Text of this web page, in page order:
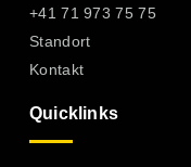
+41 71 973 75 75
Standort
Kontakt
Quicklinks